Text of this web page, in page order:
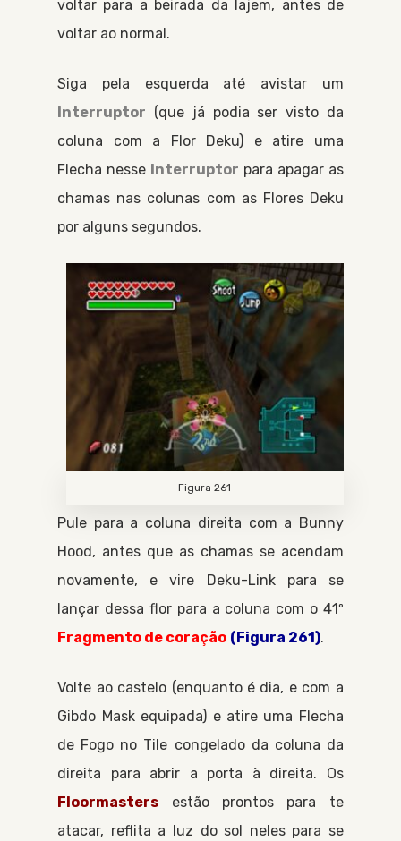
voltar para a beirada da lajem, antes de
voltar ao normal.
Siga pela esquerda até avistar um
Interruptor (que já podia ser visto da
coluna com a Flor Deku) e atire uma
Flecha nesse Interruptor para apagar as
chamas nas colunas com as Flores Deku
por alguns segundos.
Figura 261
Pule para a coluna direita com a Bunny
Hood, antes que as chamas se acendam
novamente, e vire Deku-Linkpara se
lançar dessa flor para a coluna com o 41º
Fragmento de coração (Figura 261).
Volte ao castelo (enquanto é dia, e com a
Gibdo Maskequipada) e atire uma Flecha
de Fogo no Tile congelado da coluna da
direita para abrir a porta à direita. Os
Floormasters estão prontos para te
atacar, reflita a luz do sol neles para se